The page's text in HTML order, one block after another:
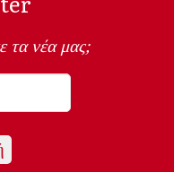
τα νέα μας;